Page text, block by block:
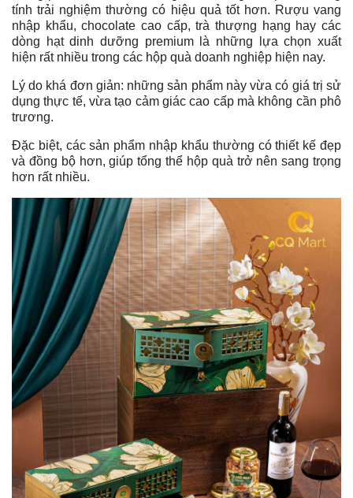
tính trải nghiệm thường có hiệu quả tốt hơn. Rượu vang
nhập khẩu, chocolate cao cấp, trà thượng hạng hay các
dòng hạt dinh dưỡng premium là những lựa chọn xuất
hiện rất nhiều trong các hộp quà doanh nghiệp hiện nay.
Lý do khá đơn giản: những sản phẩm này vừa có giá trị sử
dụng thực tế, vừa tạo cảm giác cao cấp mà không cần phô
trương.
Đặc biệt, các sản phẩm nhập khẩu thường có thiết kế đẹp
và đồng bộ hơn, giúp tổng thể hộp quà trở nên sang trọng
hơn rất nhiều.